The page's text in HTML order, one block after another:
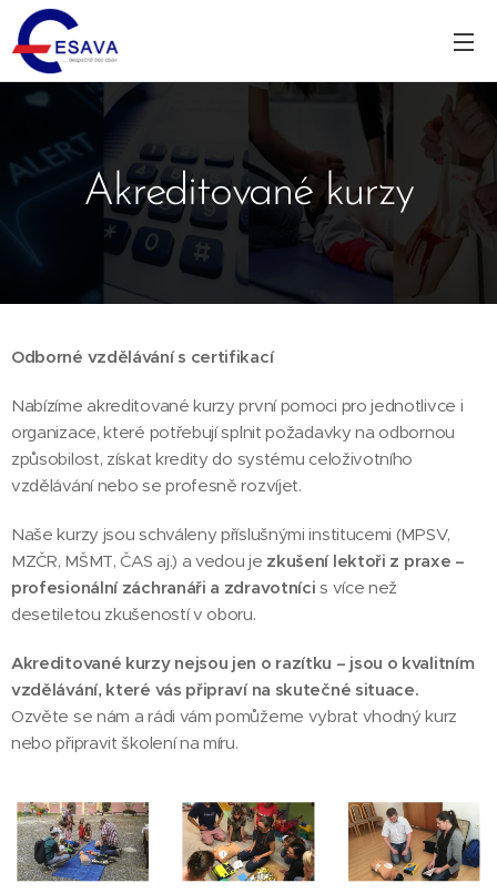
Akreditované kurzy
Odborné vzdělávání s certifikací
Nabízíme akreditované kurzy první pomoci pro jednotlivce i
organizace, které potřebují splnit požadavky na odbornou
způsobilost, získat kredity do systému celoživotního
vzdělávání nebo se profesně rozvíjet.
Naše kurzy jsou schváleny příslušnými institucemi (MPSV,
MZČR, MŠMT, ČAS aj.) a vedou je zkušení lektoři z praxe –
profesionální záchranáři a zdravotníci s více než
desetiletou zkušeností v oboru.
Akreditované kurzy nejsou jen o razítku – jsou o kvalitním
vzdělávání, které vás připraví na skutečné situace.
Ozvěte se nám a rádi vám pomůžeme vybrat vhodný kurz
nebo připravit školení na míru.